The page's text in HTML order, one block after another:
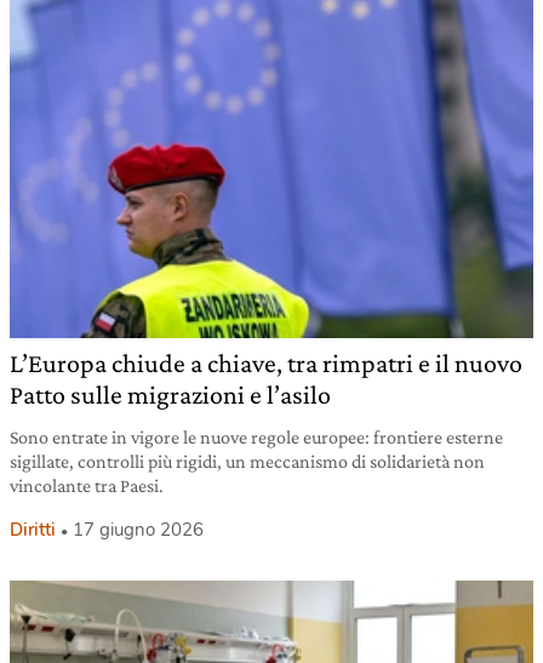
L’Europa chiude a chiave, tra rimpatri e il nuovo
Patto sulle migrazioni e l’asilo
Sono entrate in vigore le nuove regole europee: frontiere esterne
sigillate, controlli più rigidi, un meccanismo di solidarietà non
vincolante tra Paesi.
Diritti 17 giugno 2026